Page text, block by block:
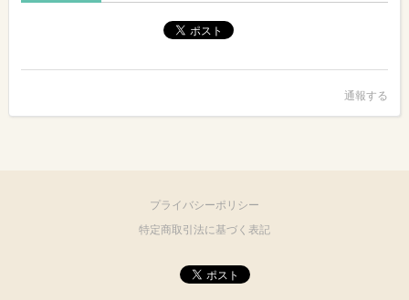
通報する
プライバシーポリシー
特定商取引法に基づく表記